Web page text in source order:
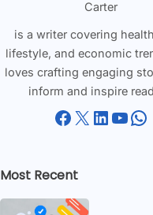
Carter
is a writer covering
lifestyle, and economic
loves crafting engaging
inform and inspire
Facebook X LinkedIn YouTube WhatsApp
Most Recent